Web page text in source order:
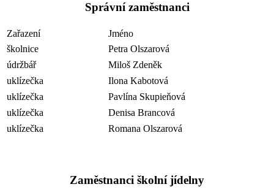
Správní zaměstnanci
Zařazení
Jméno
školnice
Petra Olszarová
údržbář
Miloš Zdeněk
uklízečka
Ilona Kabotová
uklízečka
Pavlína Skupieňová
uklízečka
Denisa Brancová
uklízečka
Romana Olszarová
Zaměstnanci školní jídelny